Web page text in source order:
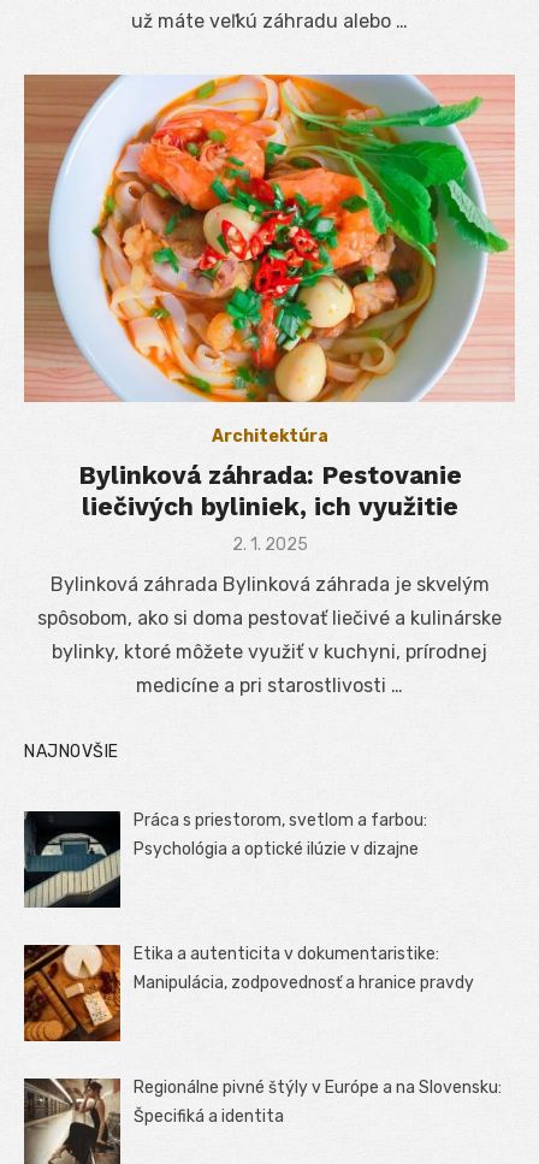
už máte veľkú záhradu alebo …
Architektúra
Bylinková záhrada: Pestovanie
liečivých byliniek, ich využitie
Posted
2. 1. 2025
Bylinková záhrada Bylinková záhrada je skvelým
spôsobom, ako si doma pestovať liečivé a kulinárske
bylinky, ktoré môžete využiť v kuchyni, prírodnej
medicíne a pri starostlivosti …
NAJNOVŠIE
Práca s priestorom, svetlom a farbou:
Psychológia a optické ilúzie v dizajne
Etika a autenticita v dokumentaristike:
Manipulácia, zodpovednosť a hranice pravdy
Regionálne pivné štýly v Európe a na Slovensku:
Špecifiká a identita